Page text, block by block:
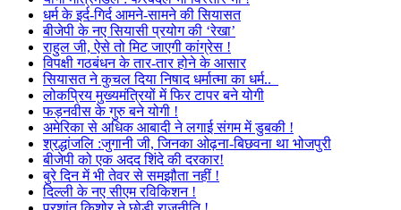
धर्म के इर्द-गिर्द आमने-सामने की सियासत
बीजेपी के नए सियासी प्रयोग की ‘रेखा’
राहुल जी, ऐसे तो मिट जाएगी कांग्रेस !
विपक्षी गठबंधन के तार-तार होने के आसार
सियासत ने कुचल दिया निषाद धर्मात्मा का धर्म..
लोकप्रिय मुख्यमंत्रियों में फिर टापर बने योगी
फड़नवीस के गुरु बने योगी !
अमेरिका से अधिक आबादी ने लगाई संगम में डुबकी !
श्रद्धांजलि :जुगानी जी, जिनका ओढ़ना-बिछवना था भोजपुरी
बीजेपी को एक अदद शिंदे की दरकार!
बुरे दिन में भी तेवर से समझौता नहीं !
दिल्ली के नए सीएम रविकिशन !